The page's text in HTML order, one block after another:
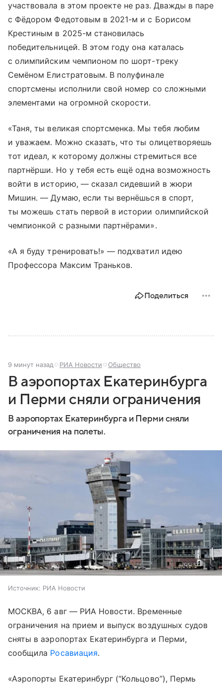
участвовала в этом проекте не раз. Дважды в паре
с Фёдором Федотовым в 2021-м и с Борисом
Крестиным в 2025-м становилась
победительницей. В этом году она каталась
с олимпийским чемпионом по шорт-треку
Семёном Елистратовым. В полуфинале
спортсмены исполнили свой номер со сложными
элементами на огромной скорости.
«Таня, ты великая спортсменка. Мы тебя любим
и уважаем. Можно сказать, что ты олицетворяешь
тот идеал, к которому должны стремиться все
партнёрши. Но у тебя есть ещё одна возможность
войти в историю, — сказал сидевший в жюри
Мишин. — Думаю, если ты вернёшься в спорт,
ты можешь стать первой в истории олимпийской
чемпионкой с разными партнёрами».
«А я буду тренировать!» — подхватил идею
Профессора Максим Траньков.
Поделиться
9 минут назад РИА Новости Общество
В аэропортах Екатеринбурга
и Перми сняли ограничения
В аэропортах Екатеринбурга и Перми сняли
ограничения на полеты.
Источник: РИА Новости
МОСКВА, 6 авг — РИА Новости. Временные
ограничения на прием и выпуск воздушных судов
сняты в аэропортах Екатеринбурга и Перми,
сообщила Росавиация.
«Аэропорты Екатеринбург (“Кольцово”), Пермь